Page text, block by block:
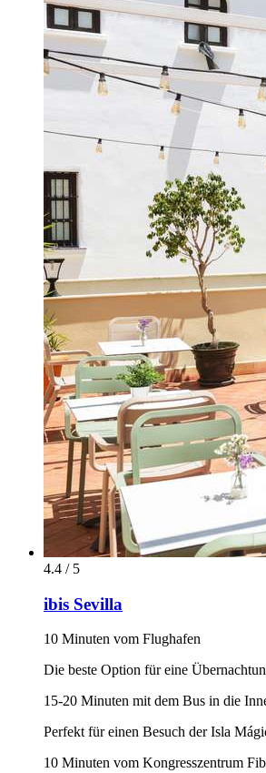
4.4 / 5
ibis Sevilla
10 Minuten vom Flughafen
Die beste Option für eine
15-20 Minuten mit dem Bus in die
Perfekt für einen Besuch der Isla
10 Minuten vom Kongresszentrum